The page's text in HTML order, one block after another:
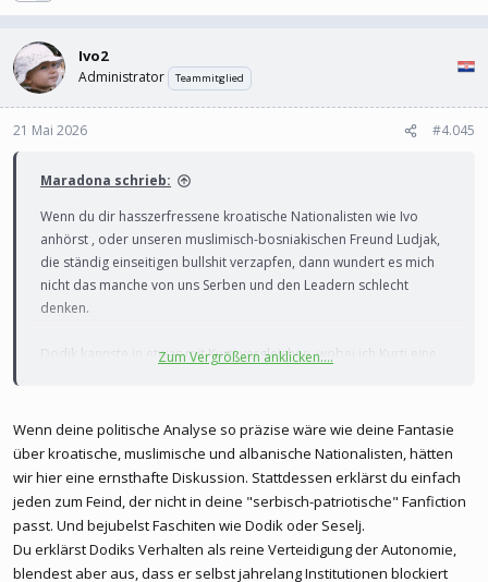
Ivo2
Administrator Teammitglied
21 Mai 2026 #4.045
Maradona schrieb:
Wenn du dir hasszerfressene kroatische Nationalisten wie Ivo
anhörst , oder unseren muslimisch-bosniakischen Freund Ludjak,
die ständig einseitigen bullshit verzapfen, dann wundert es mich
nicht das manche von uns Serben und den Leadern schlecht
denken.
Dodik kannste in etwas mit Kurti vergleichen, wobei ich Kurti eine
Dodik ansicht als Mensch hasst keine Muslime Bosniaken, er gibt
halt uns verrecken kein cm der RS Autonomie her, die man ständig
versucht anzugreifen , ständig denkt man sich was neues aus.
Stell dir vor Belgrad wäre in der Lage mit einem Präsentant wie
Schnidt im Rücken Kosovo stück für stück seine Autonomie(für
euch Republik) zu kürzen, mal passt das wappen nicht , wird
Zum Vergrößern anklicken....
Wenn deine politische Analyse so präzise wäre wie deine Fantasie
über kroatische, muslimische und albanische Nationalisten, hätten
wir hier eine ernsthafte Diskussion. Stattdessen erklärst du einfach
jeden zum Feind, der nicht in deine "serbisch-patriotische" Fanfiction
passt. Und bejubelst Faschiten wie Dodik oder Seselj.
Du erklärst Dodiks Verhalten als reine Verteidigung der Autonomie,
blendest aber aus, dass er selbst jahrelang Institutionen blockiert